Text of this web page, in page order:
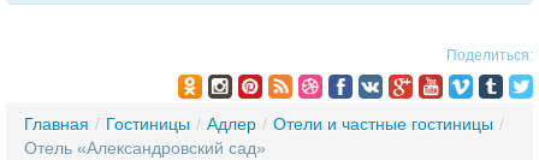
Поделиться:
Главная / Гостиницы / Адлер / Отели и частные гостиницы /
Отель «Александровский сад»